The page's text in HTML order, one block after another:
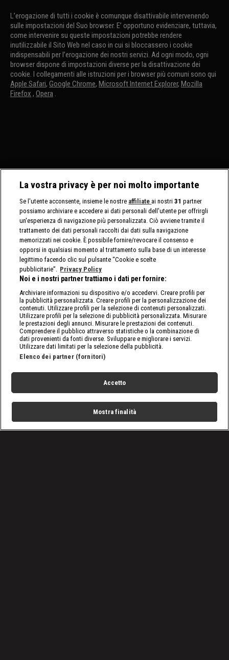
L’erogazione di tutti i cookie è comunque disattivabile intervenendo
sulle impostazioni del Suo browser. E’ opportuno evidenziare, tuttavia,
come intervenire su queste impostazioni potrebbe rendere
inutilizzabile il Sito Web nel caso in cui si bloccassero i cookie
indispensabili per l’erogazione dei nostri servizi. Ad ogni modo, ogni
browser dispone di impostazioni diverse per la disattivazione dei
cookie. I collegamenti alle istruzioni per i browser più comuni sono qui
Apple Safari, Google Chrome, Microsoft Internet Explorer, Mozilla
Firefox , Opera .
La vostra privacy è per noi molto importante
Se l'utente acconsente, insieme le nostre affiliate ai nostri31 partner
possiamo archiviare e accedere ai dati personali dell'utente per offrirgli
un'esperienza di navigazione più personalizzata. Ciò avviene tramite il
trattamento dei dati personali raccolti dai dati sulla navigazione
memorizzati nei cookie. È possibile fornire/revocare il consenso e
opporsi in qualsiasi momento al trattamento sulla base di un interesse
legittimo facendo clic sul pulsante “Cookie e scelte
pubblicitarie”. Privacy Policy
Noi e i nostri partner trattiamo i dati per fornire:
Archiviare informazioni su dispositivo e/o accedervi. Creare profili per
la pubblicità personalizzata. Creare profili per la personalizzazione dei
contenuti. Utilizzare profili per la selezione di contenuti personalizzati.
Utilizzare profili per la selezione di pubblicità personalizzata. Misurare
le prestazioni degli annunci. Misurare le prestazioni dei contenuti.
Comprendere il pubblico attraverso statistiche o la combinazione di
dati provenienti da fonti diverse. Sviluppare e migliorare i servizi.
Utilizzare dati limitati per la selezione della pubblicità.
Elenco dei partner (fornitori)
Accetto
Mostra finalità